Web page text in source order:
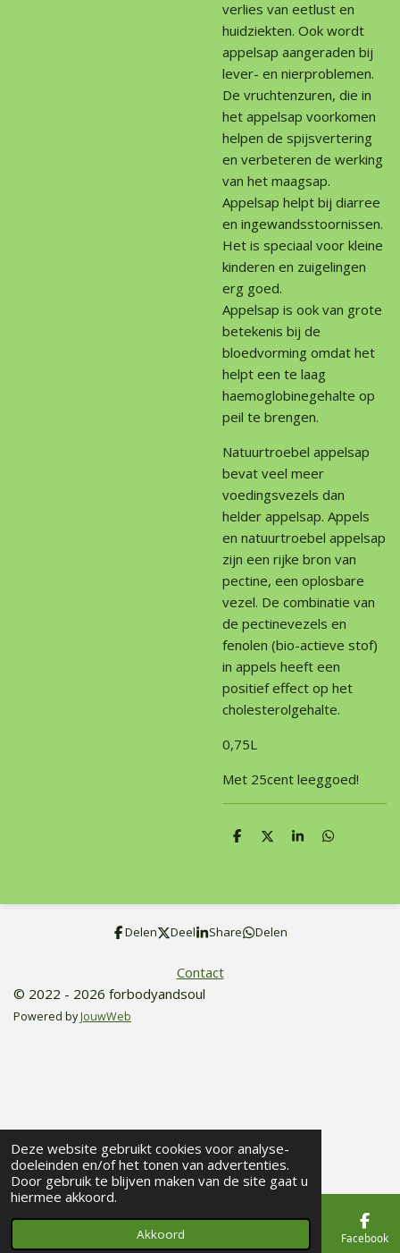
Deze website gebruikt cookies voor analyse-
doeleinden en/of het tonen van advertenties.
Door gebruik te blijven maken van de site gaat u
hiermee akkoord.
Akkoord
verlies van eetlust en
huidziekten. Ook wordt
appelsap aangeraden bij
lever- en nierproblemen.
De vruchtenzuren, die in
het appelsap voorkomen
helpen de spijsvertering
en verbeteren de werking
van het maagsap.
Appelsap helpt bij diarree
en ingewandsstoornissen.
Het is speciaal voor kleine
kinderen en zuigelingen
erg goed.
Appelsap is ook van grote
betekenis bij de
bloedvorming omdat het
helpt een te laag
haemoglobinegehalte op
peil te brengen.
Natuurtroebel appelsap
bevat veel meer
voedingsvezels dan
helder appelsap. Appels
en natuurtroebel appelsap
zijn een rijke bron van
pectine, een oplosbare
vezel. De combinatie van
de pectinevezels en
fenolen (bio-actieve stof)
in appels heeft een
positief effect op het
cholesterolgehalte.
0,75L
Met 25cent leeggoed!
D
D
S
D
Delen Deel Share Delen
Contact
© 2022 - 2026 forbodyandsoul
Powered byJouwWeb
Telefoonnummer Facebook